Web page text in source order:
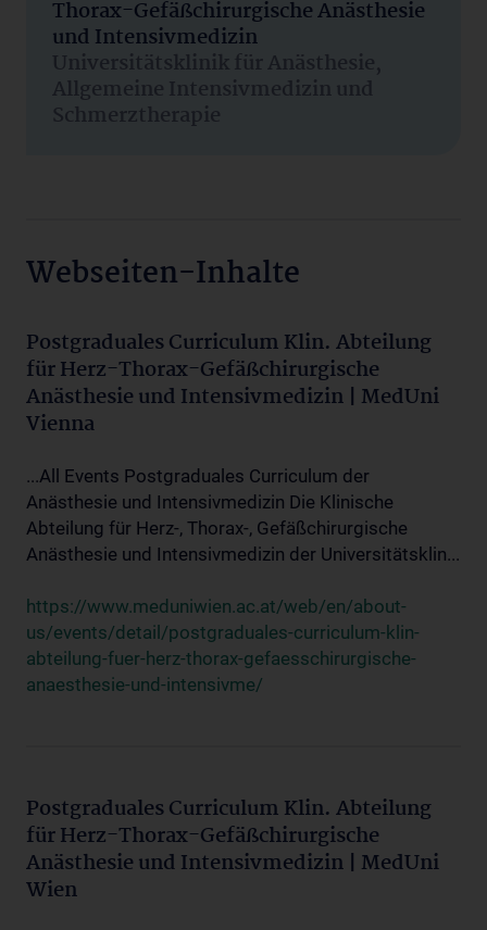
Thorax-Gefäßchirurgische Anästhesie
und Intensivmedizin
Universitätsklinik für Anästhesie,
Allgemeine Intensivmedizin und
Schmerztherapie
Webseiten-Inhalte
Postgraduales Curriculum Klin. Abteilung
für Herz-Thorax-Gefäßchirurgische
Anästhesie und Intensivmedizin | MedUni
Vienna
...All Events Postgraduales Curriculum der
Anästhesie und Intensivmedizin Die Klinische
Abteilung für Herz-, Thorax-, Gefäßchirurgische
Anästhesie und Intensivmedizin der Universitätsklin...
https://www.meduniwien.ac.at/web/en/about-
us/events/detail/postgraduales-curriculum-klin-
abteilung-fuer-herz-thorax-gefaesschirurgische-
anaesthesie-und-intensivme/
Postgraduales Curriculum Klin. Abteilung
für Herz-Thorax-Gefäßchirurgische
Anästhesie und Intensivmedizin | MedUni
Wien